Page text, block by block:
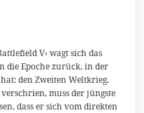
V‹ wagt sich das
die Epoche zurück, in der
den Zweiten Weltkrieg.
muss der jüngste
dass er sich vom direkten